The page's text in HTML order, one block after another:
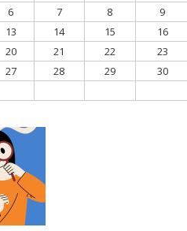
6 7 8
9
13 14 15
16
20 21 22
23
27 28 29
30